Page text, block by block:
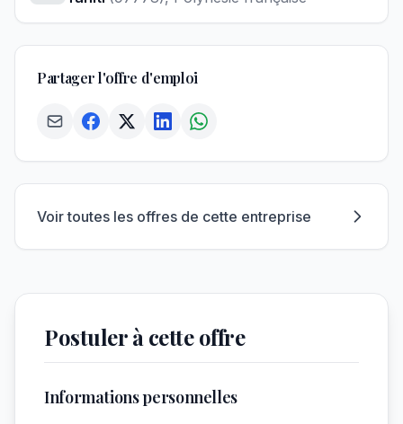
Partager l'offre d'emploi
Voir toutes les offres de cette entreprise
Postuler à cette offre
Informations personnelles